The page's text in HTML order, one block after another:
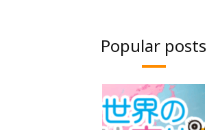
Popular posts